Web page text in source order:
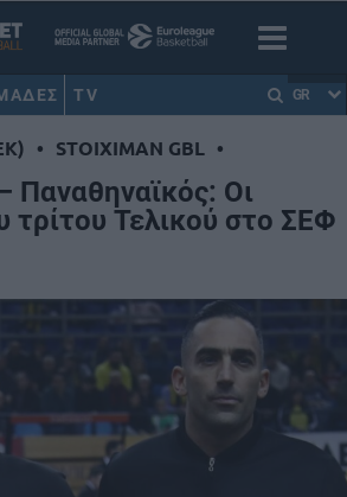
TV GR
• STOIXIMAN GBL •
Παναθηναϊκός: Οι
τρίτου Τελικού στο ΣΕΦ